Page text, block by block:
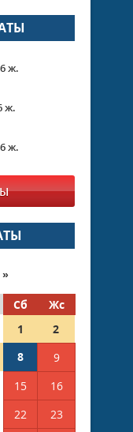
ж.
ж.
ж.
Сб
Жс
1
2
8
9
15
16
22
23